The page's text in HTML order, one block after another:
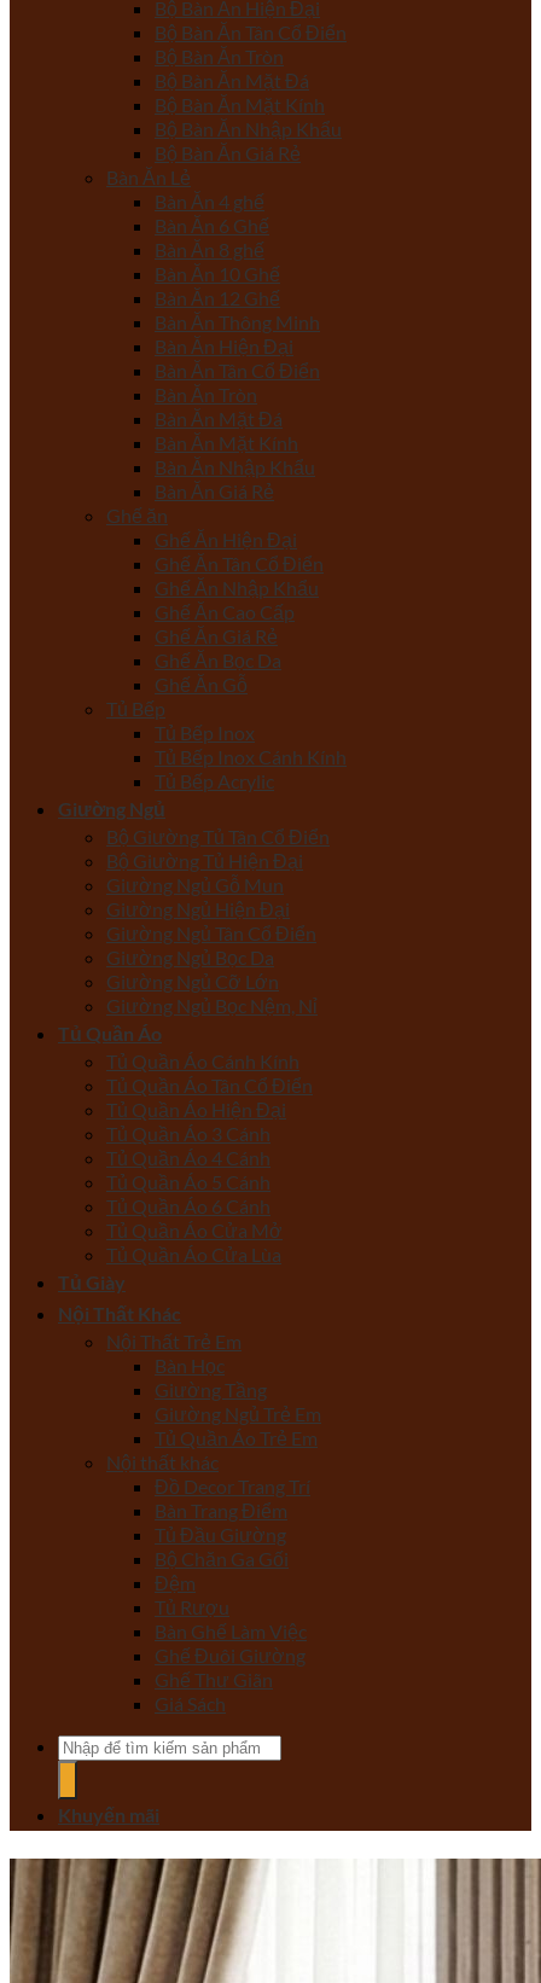
Bộ Bàn Ăn Hiện Đại
Bộ Bàn Ăn Tân Cổ Điển
Bộ Bàn Ăn Tròn
Bộ Bàn Ăn Mặt Đá
Bộ Bàn Ăn Mặt Kính
Bộ Bàn Ăn Nhập Khẩu
Bộ Bàn Ăn Giá Rẻ
Bàn Ăn Lẻ
Bàn Ăn 4 ghế
Bàn Ăn 6 Ghế
Bàn Ăn 8 ghế
Bàn Ăn 10 Ghế
Bàn Ăn 12 Ghế
Bàn Ăn Thông Minh
Bàn Ăn Hiện Đại
Bàn Ăn Tân Cổ Điển
Bàn Ăn Tròn
Bàn Ăn Mặt Đá
Bàn Ăn Mặt Kính
Bàn Ăn Nhập Khẩu
Bàn Ăn Giá Rẻ
Ghế ăn
Ghế Ăn Hiện Đại
Ghế Ăn Tân Cổ Điển
Ghế Ăn Nhập Khẩu
Ghế Ăn Cao Cấp
Ghế Ăn Giá Rẻ
Ghế Ăn Bọc Da
Ghế Ăn Gỗ
Tủ Bếp
Tủ Bếp Inox
Tủ Bếp Inox Cánh Kính
Tủ Bếp Acrylic
Giường Ngủ
Bộ Giường Tủ Tân Cổ Điển
Bộ Giường Tủ Hiện Đại
Giường Ngủ Gỗ Mun
Giường Ngủ Hiện Đại
Giường Ngủ Tân Cổ Điển
Giường Ngủ Bọc Da
Giường Ngủ Cỡ Lớn
Giường Ngủ Bọc Nệm, Nỉ
Tủ Quần Áo
Tủ Quần Áo Cánh Kính
Tủ Quần Áo Tân Cổ Điển
Tủ Quần Áo Hiện Đại
Tủ Quần Áo 3 Cánh
Tủ Quần Áo 4 Cánh
Tủ Quần Áo 5 Cánh
Tủ Quần Áo 6 Cánh
Tủ Quần Áo Cửa Mở
Tủ Quần Áo Cửa Lùa
Tủ Giày
Nội Thất Khác
Nội Thất Trẻ Em
Bàn Học
Giường Tầng
Giường Ngủ Trẻ Em
Tủ Quần Áo Trẻ Em
Nội thất khác
Đồ Decor Trang Trí
Bàn Trang Điểm
Tủ Đầu Giường
Bộ Chăn Ga Gối
Đệm
Tủ Rượu
Bàn Ghế Làm Việc
Ghế Đuôi Giường
Ghế Thư Giãn
Giá Sách
Tìm
kiếm:
Khuyến mãi